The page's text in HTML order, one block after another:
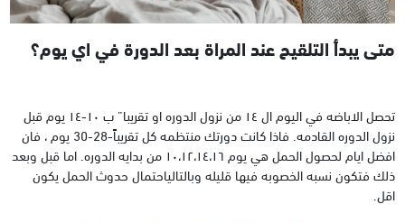
متى يبدأ التلقيح عند المراة بعد الدورة في اي يوم؟
تحصل الاباضه في اليوم ال ١٤ من نزول الدوره او تقريبا” ب ١٠-١٤ يوم قبل
نزول الدوره القادمه. فاذا كانت دورتك منتظمه كل تقريباً-28-30 يوم ، فان
افضل ايام لحصول الحمل هي يوم ١٠،١٢،١٤،١٦ من بدايه الدوره. اما قبل وبعد
ذلك فتكون نسبه الخصوبه فيها قليله وبالتالياحتمال حدوث الحمل يكون
اقل.